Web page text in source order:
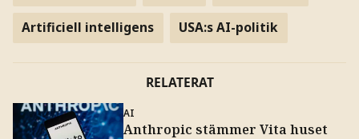
Artificiell intelligens USA:s AI-politik
RELATERAT
AI
Anthropic stämmer Vita huset